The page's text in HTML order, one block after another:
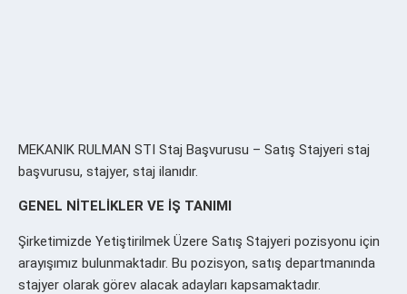
MEKANIK RULMAN STI Staj Başvurusu – Satış Stajyeri staj
başvurusu, stajyer, staj ilanıdır.
GENEL NİTELİKLER VE İŞ TANIMI
Şirketimizde Yetiştirilmek Üzere Satış Stajyeri pozisyonu için
arayışımız bulunmaktadır. Bu pozisyon, satış departmanında
stajyer olarak görev alacak adayları kapsamaktadır.